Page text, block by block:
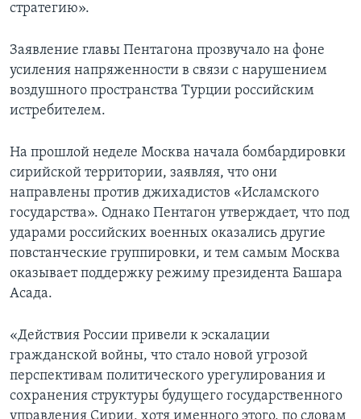
стратегию».
Заявление главы Пентагона прозвучало на фоне
усиления напряженности в связи с нарушением
воздушного пространства Турции российским
истребителем.
На прошлой неделе Москва начала бомбардировки
сирийской территории, заявляя, что они
направлены против джихадистов «Исламского
государства». Однако Пентагон утверждает, что под
ударами российских военных оказались другие
повстанческие группировки, и тем самым Москва
оказывает поддержку режиму президента Башара
Асада.
«Действия России привели к эскалации
гражданской войны, что стало новой угрозой
перспективам политического урегулирования и
сохранения структуры будущего государственного